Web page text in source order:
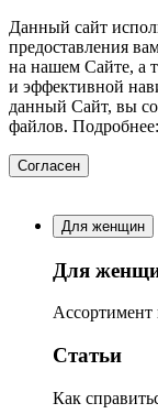
Данный сайт
предоставления
на нашем Сайте, а
и эффективной
данный Сайт, вы
файлов. Подробнее:
Согласен
Для женщин
Для
Ассортимент
Статьи
Как